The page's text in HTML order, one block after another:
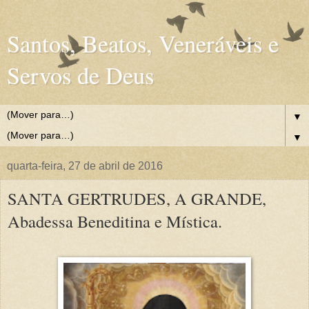
Santos, Beatos, Veneráveis e
Servos de Deus
▼
▼
quarta-feira, 27 de abril de 2016
SANTA GERTRUDES, A GRANDE,
Abadessa Beneditina e Mística.